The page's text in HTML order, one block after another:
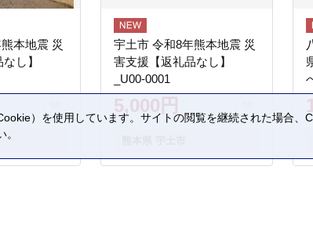
本地震 災
し】
宇土市 令和8年熊本地震 災
害支援【返礼品なし】
_U00-0001
5,000円
）を使用しています。サイトの閲覧を継続された場合